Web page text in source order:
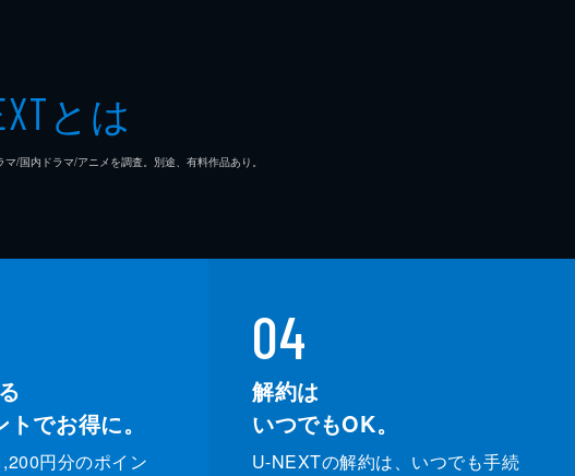
とは
/国内ドラマ/アニメを調査。別途、有料作品あり。
でお得に。
円分のポイン
04
解約は
いつでもOK。
U-NEXTの解約は、いつでも手続